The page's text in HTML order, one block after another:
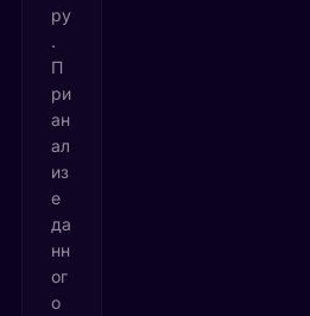
ру
.
П
ри
ан
ал
из
е
да
нн
ог
о